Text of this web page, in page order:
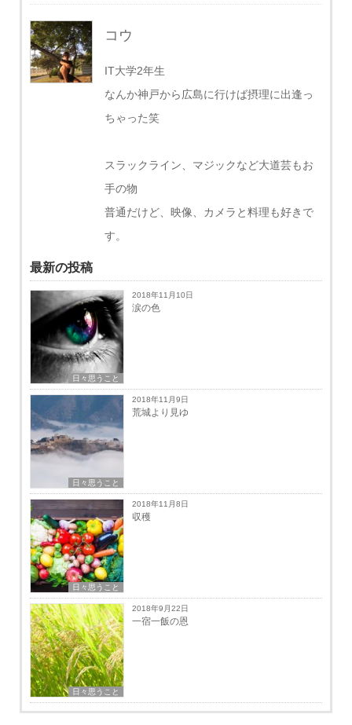
コウ
IT大学2年生
なんか神戸から広島に行けば摂理に出逢っ
ちゃった笑
スラックライン、マジックなど大道芸もお
手の物
普通だけど、映像、カメラと料理も好きで
す。
最新の投稿
日々思うこと
2018年11月10日
涙の色
日々思うこと
2018年11月9日
荒城より見ゆ
日々思うこと
2018年11月8日
収穫
日々思うこと
2018年9月22日
一宿一飯の恩